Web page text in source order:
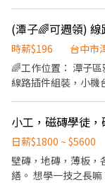
時間、薪資】 📌固
勵金:加班4天$3500、加班5天$5500 📌
資:$31,000元(晚班
班5天$5500 📌輪早晚班(三個月一輪): 早班:08:00~20:00 晚
🎯【休假制度】做二休二 🎁【福利】 🎉可申請預支 🎉
品(到職滿三個月以上享有) 🎉
@547qfznf（記得
入後請傳: 職缺截圖+
時薪$196
台中市
🌈工作位置： 潭子
線路插件組裝，小機
碼 +好友後 請告知
08:00~17:00 午休60
休六日，含國定例假
工福利: 四節禮金，
小工，磁磚學徒
日薪$1800 ~ $5600
壁磚，地磚，薄板，
繕。 想學一技之長